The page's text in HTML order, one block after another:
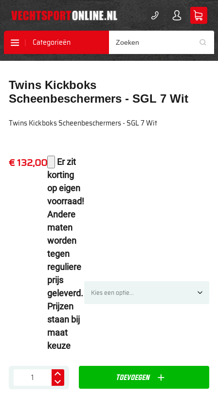
Categorieën
naar
het
einde
de
naar
het
begin
de
Twins Kickboks
Scheenbeschermers - SGL 7 Wit
Twins Kickboks Scheenbeschermers - SGL 7 Wit
€ 132,00
Er zit
korting
op eigen
voorraad!
Andere
maten
worden
tegen
reguliere
prijs
geleverd.
Prijzen
staan bij
maat
keuze
Toevoegen